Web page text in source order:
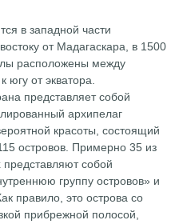
в западной части
от Мадагаскара, в 1500
расположены между
от экватора.
представляет собой
архипелаг
красоты, состоящий
островов. Примерно 35 из
представляют собой
группу островов» и
правило, это острова со
прибрежной полосой,